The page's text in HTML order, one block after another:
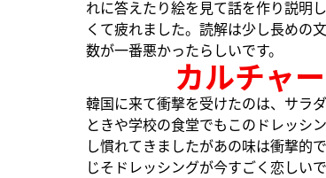
れに答えたり絵を見て話を作り説明
くて疲れました。読解は少し長めの
数が一番悪かったらしいです。
カルチャ
韓国に来て衝撃を受けたのは、サラ
ときや学校の食堂でもこのドレッシ
し慣れてきましたがあの味は衝撃的
じそドレッシングが今すごく恋しい